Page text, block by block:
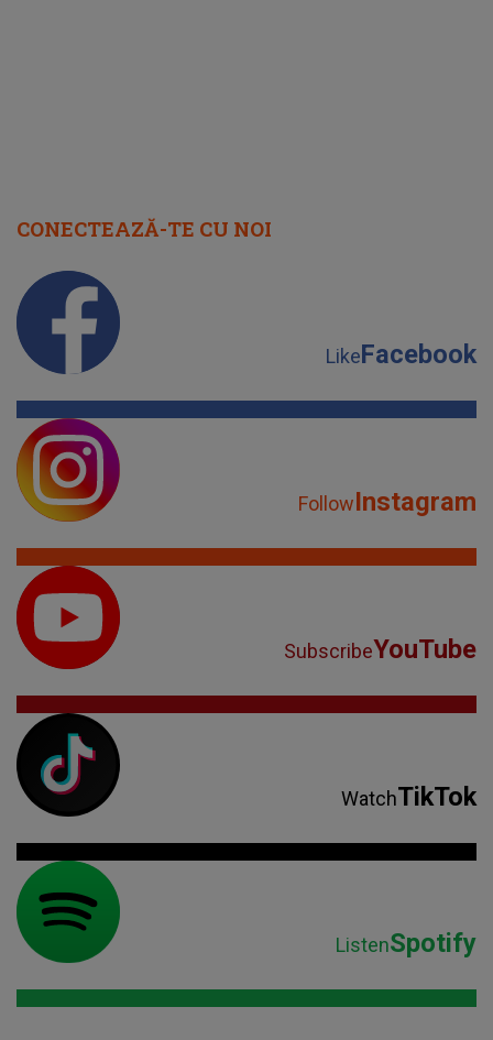
CONECTEAZĂ-TE CU NOI
LikeFacebook
FollowInstagram
SubscribeYouTube
WatchTikTok
ListenSpotify